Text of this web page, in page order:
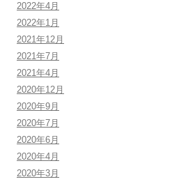
2022年4月
2022年1月
2021年12月
2021年7月
2021年4月
2020年12月
2020年9月
2020年7月
2020年6月
2020年4月
2020年3月